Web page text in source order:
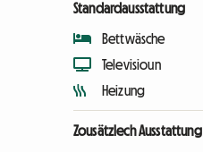
Standardausstattung
Bettwäsche
Televisioun
Heizung
Zousätzlech Ausstattung